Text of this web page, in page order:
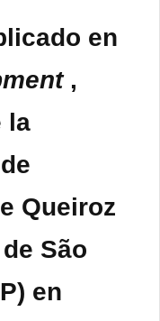
en
,
la
Queiroz
São
en